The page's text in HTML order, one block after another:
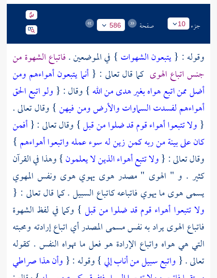
جزء 10 صفحة 586
وقوله : {يتبعون الشهوات } في الموضعين .فاتباع الشهوة من
جنس اتباع الهوى كما قال تعالى : {أنما يتبعون أهواءهم ومن
أضل ممن اتبع هواه بغير هدى من الله} وقال : { ولو اتبع الحق
أهواءهم لفسدت السماوات والأرض ومن فيهن} وقال تعالى .
{ ولا تتبعوا أهواء قوم قد ضلوا من قبل} وقال تعالى : {أفمن
كان على بينة من ربه كمن زين له سوء عمله واتبعوا أهواءهم }
وقال تعالى : {ولا تتبع أهواء الذين لا يعلمون} وهذا في القرآن
كثير . و " الهوى " مصدر هوى يهوي هوى ونفس المهوي
يسمى هوى ما يهوي فاتباعه كاتباع السبيل . كما قال تعالى : {
ولا تتبعوا أهواء قوم قد ضلوا من قبل } وكما في لفظ الشهوة
فاتباع الهوى يراد به نفس مسمى المصدر أي اتباع إرادته ومحبته
التي هي هواه واتباع الإرادة هو فعل ما تهواه النفس . كقوله
تعالى . { واتبع سبيل من أناب إلي} وقوله : { وأن هذا صراطي